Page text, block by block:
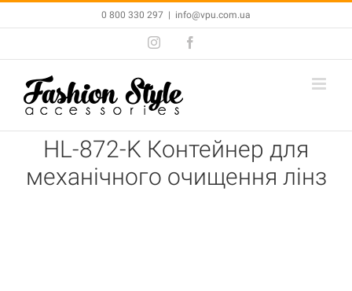
to
0 800 330 297 | info@vpu.com.ua
Instagram
HL-872-K Контейнер для
механічного очищення лінз